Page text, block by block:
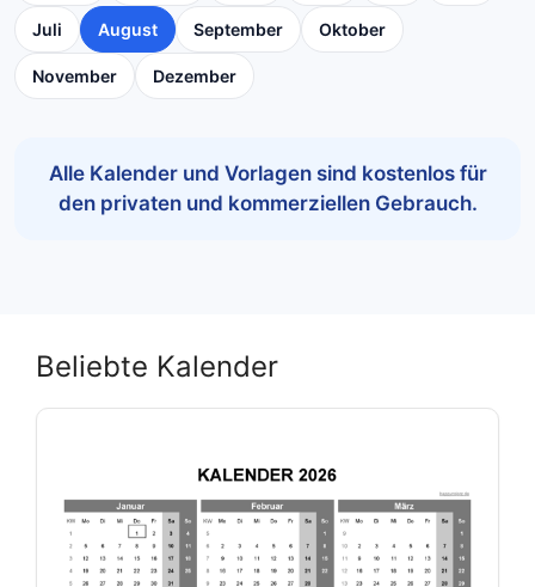
Juli August September Oktober
November Dezember
Alle Kalender und Vorlagen sind kostenlos für
den privaten und kommerziellen Gebrauch.
Beliebte Kalender